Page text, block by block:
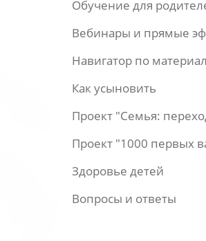
Обучение для
Вебинары и прямые
Навигатор по
Как усыновить
Проект "Семья:
Проект "1000 первых
Здоровье детей
Вопросы и ответы